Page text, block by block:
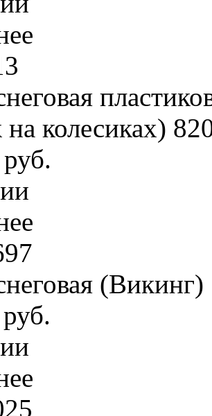
колесиках)